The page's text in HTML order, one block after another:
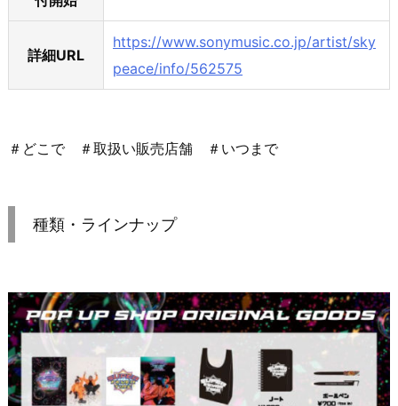
詳細URL
https://www.sonymusic.co.jp/artist/sky
peace/info/562575
＃どこで ＃取扱い販売店舗 ＃いつまで
種類・ラインナップ